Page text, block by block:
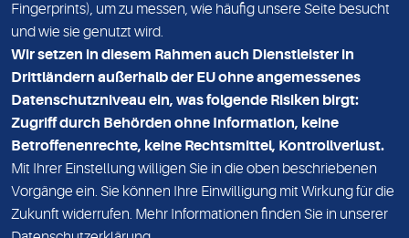
DATENSCHUTZ
KONTAKT
NEWSLETTER
ADRESSE
MVZ Medizinisches Labor Nord MLN GmbH
Essener Straße 108
22419 Hamburg
Fingerprints), um zu messen, wie häufig unsere Seite besucht
und wie sie genutzt wird.
Wir setzen in diesem Rahmen auch Dienstleister in
Drittländern außerhalb der EU ohne angemessenes
Datenschutzniveau ein, was folgende Risiken birgt:
Zugriff durch Behörden ohne Information, keine
Betroffenenrechte, keine Rechtsmittel, Kontrollverlust.
Mit Ihrer Einstellung willigen Sie in die oben beschriebenen
Vorgänge ein. Sie können Ihre Einwilligung mit Wirkung für die
Zukunft widerrufen. Mehr Informationen finden Sie in unserer